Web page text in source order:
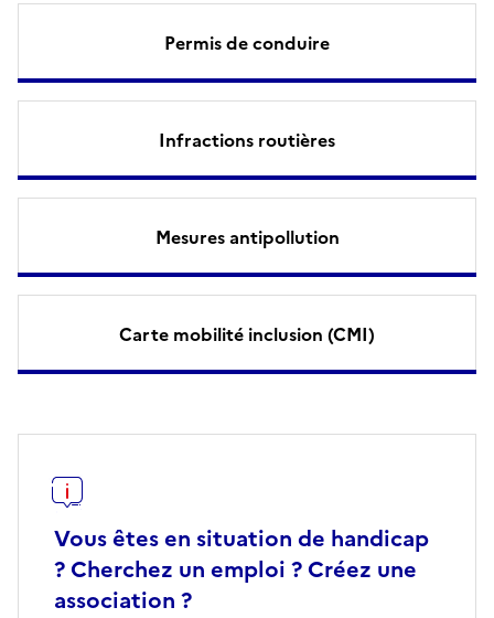
Permis de conduire
Infractions routières
Mesures antipollution
Carte mobilité inclusion (CMI)
Vous êtes en situation de handicap
? Cherchez un emploi ? Créez une
association ?